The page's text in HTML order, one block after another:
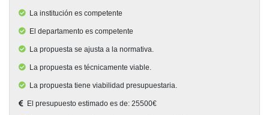
La institución es competente
El departamento es competente
La propuesta se ajusta a la normativa.
La propuesta es técnicamente viable.
La propuesta tiene viabilidad presupuestaria.
El presupuesto estimado es de: 25500€